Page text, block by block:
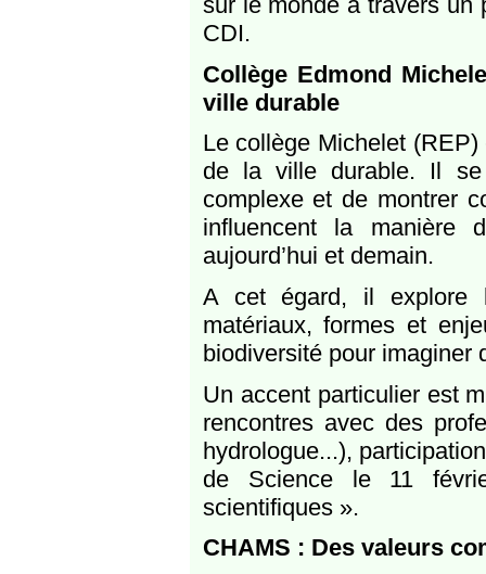
CDI.
Collège Edmond
ville durable
Le collège Michelet
de la ville durable. Il se
complexe et de montrer
influencent la manière
aujourd’hui et demain.
A cet égard, il explore
matériaux, formes et
biodiversité pour imaginer
Un accent particulier est
rencontres avec des
hydrologue...),
de Science le 11
scientifiques ».
CHAMS : Des valeurs